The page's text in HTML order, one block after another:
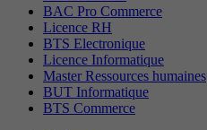
BAC Pro Commerce
Licence RH
BTS Electronique
Licence Informatique
Master Ressources humaines
BUT Informatique
BTS Commerce